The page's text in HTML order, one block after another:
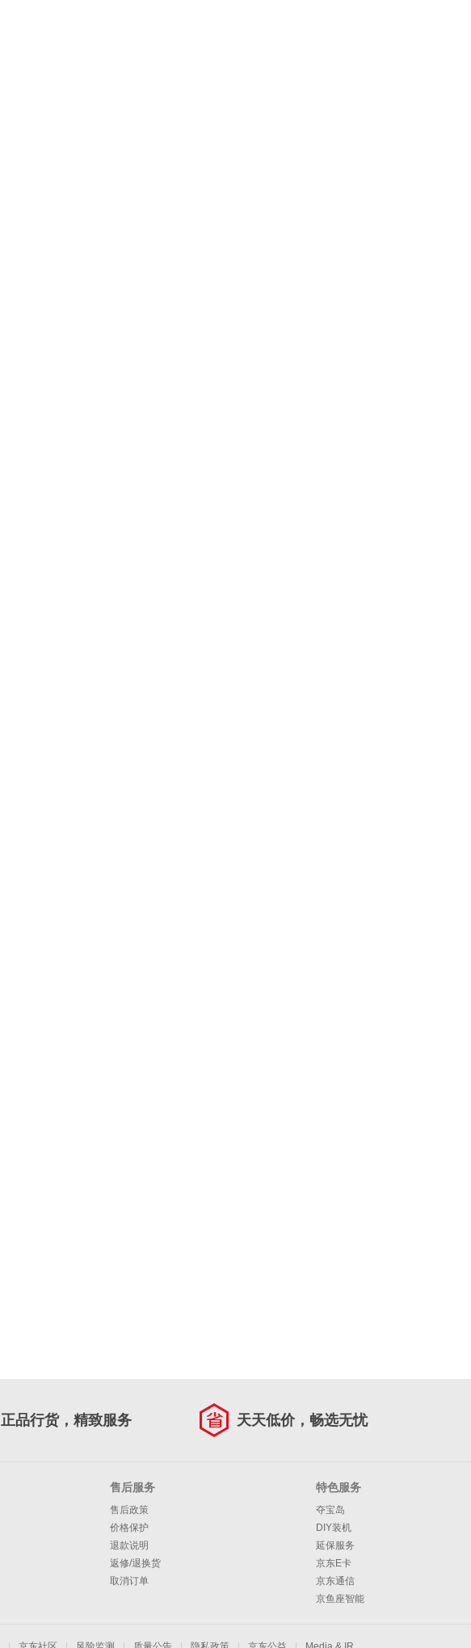
正品行货，精致服务 天天低价，畅选无忧
售后服务
售后政策
价格保护
退款说明
返修/退换货
取消订单
特色服务
夺宝岛
DIY装机
延保服务
京东E卡
京东通信
京鱼座智能